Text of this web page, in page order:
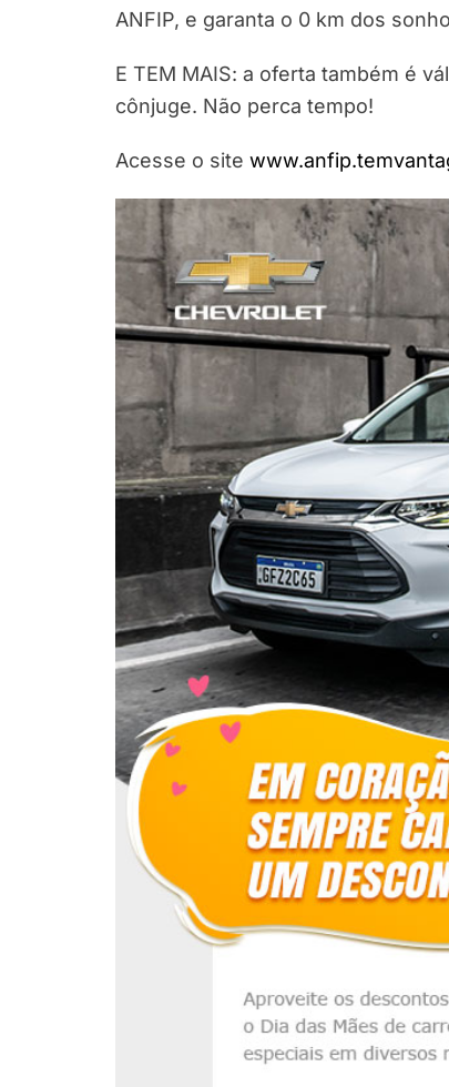
ANFIP, e garanta o 0 km dos
E TEM MAIS: a oferta também é
cônjuge. Não perca tempo!
Acesse o site